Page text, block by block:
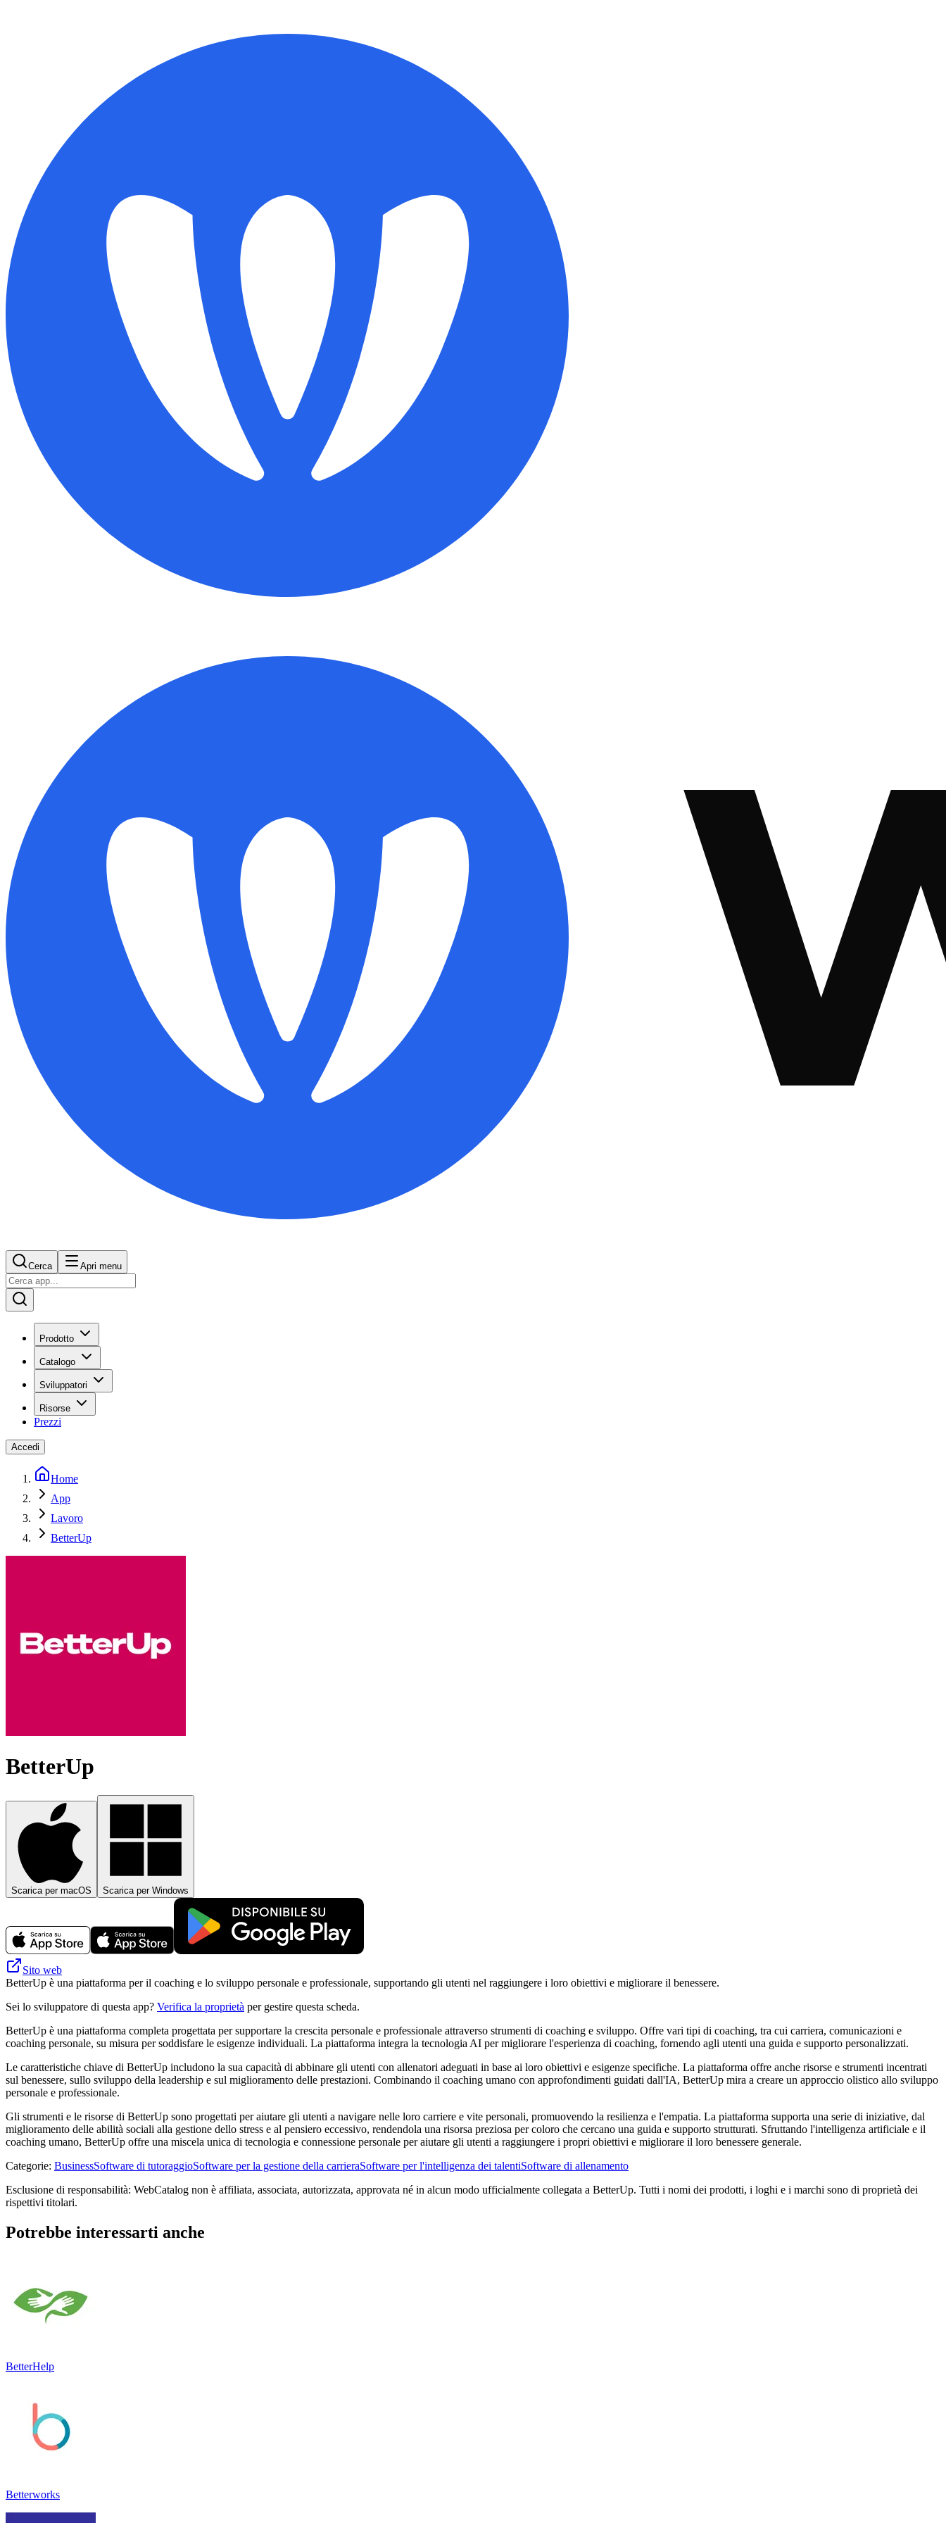
Cerca Apri menu
Prodotto
Catalogo
Sviluppatori
Risorse
Prezzi
Accedi
Home
App
Lavoro
BetterUp
BetterUp
Scarica per macOS Scarica per Windows
Sito web
BetterUp è una piattaforma per il coaching e lo sviluppo personale e professionale, supportando gli utenti nel raggiungere i loro obiettivi e migliorare il benessere.
Sei lo sviluppatore di questa app? Verifica la proprietà per gestire questa scheda.
BetterUp è una piattaforma completa progettata per supportare la crescita personale e professionale attraverso strumenti di coaching e sviluppo. Offre vari tipi di coaching, tra cui carriera, comunicazioni e
coaching personale, su misura per soddisfare le esigenze individuali. La piattaforma integra la tecnologia AI per migliorare l'esperienza di coaching, fornendo agli utenti una guida e supporto personalizzati.
Le caratteristiche chiave di BetterUp includono la sua capacità di abbinare gli utenti con allenatori adeguati in base ai loro obiettivi e esigenze specifiche. La piattaforma offre anche risorse e strumenti incentrati
sul benessere, sullo sviluppo della leadership e sul miglioramento delle prestazioni. Combinando il coaching umano con approfondimenti guidati dall'IA, BetterUp mira a creare un approccio olistico allo sviluppo
personale e professionale.
Gli strumenti e le risorse di BetterUp sono progettati per aiutare gli utenti a navigare nelle loro carriere e vite personali, promuovendo la resilienza e l'empatia. La piattaforma supporta una serie di iniziative, dal
miglioramento delle abilità sociali alla gestione dello stress e al pensiero eccessivo, rendendola una risorsa preziosa per coloro che cercano una guida e supporto strutturati. Sfruttando l'intelligenza artificiale e il
coaching umano, BetterUp offre una miscela unica di tecnologia e connessione personale per aiutare gli utenti a raggiungere i propri obiettivi e migliorare il loro benessere generale.
Categorie: BusinessSoftware di tutoraggioSoftware per la gestione della carrieraSoftware per l'intelligenza dei talentiSoftware di allenamento
Esclusione di responsabilità: WebCatalog non è affiliata, associata, autorizzata, approvata né in alcun modo ufficialmente collegata a BetterUp. Tutti i nomi dei prodotti, i loghi e i marchi sono di proprietà dei
rispettivi titolari.
Potrebbe interessarti anche
BetterHelp
Betterworks